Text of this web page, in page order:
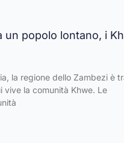
un popolo lontano, i
la regione dello Zambezi è
vive la comunità Khwe. Le